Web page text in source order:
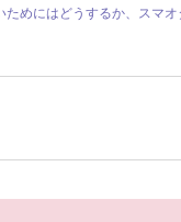
めにはどうするか、スマオ